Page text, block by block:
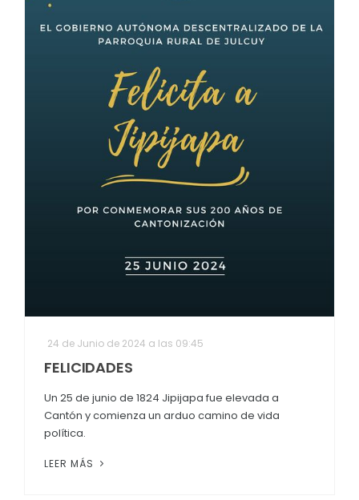
24 de Junio de 2024 a las 09:45
FELICIDADES
Un 25 de junio de 1824 Jipijapa fue elevada a
Cantón y comienza un arduo camino de vida
política.
LEER MÁS